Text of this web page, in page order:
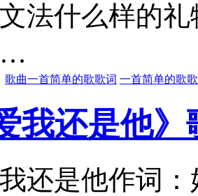
法什么样的
…
歌曲一首简单的歌歌词 一首简单的歌
我还是他
还是他作词